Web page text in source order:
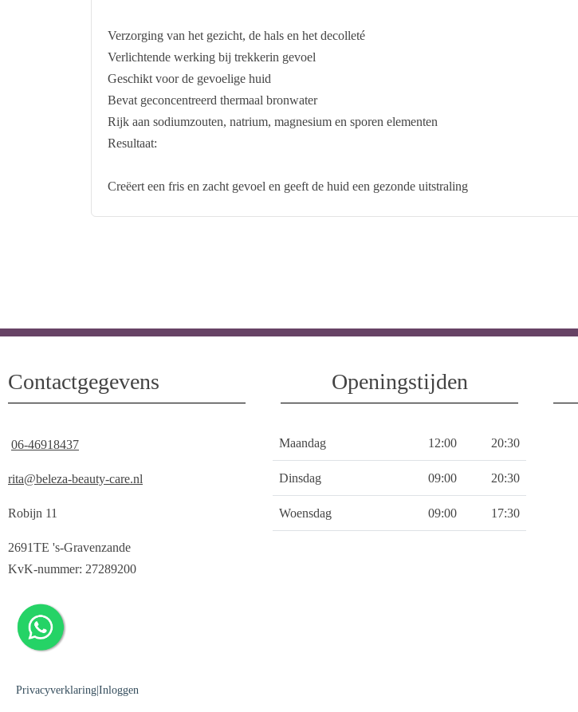
Verzorging van het gezicht, de hals en het decolleté
Verlichtende werking bij trekkerin gevoel
Geschikt voor de gevoelige huid
Bevat geconcentreerd thermaal bronwater
Rijk aan sodiumzouten, natrium, magnesium en sporen elementen
Resultaat:
Creëert een fris en zacht gevoel en geeft de huid een gezonde uitstraling
Contactgegevens
06-46918437
rita@beleza-beauty-care.nl
Robijn 11
2691TE 's-Gravenzande
KvK-nummer: 27289200
Openingstijden
Maandag 12:00 20:30
Dinsdag 09:00 20:30
Woensdag 09:00 17:30
Privacyverklaring Inloggen